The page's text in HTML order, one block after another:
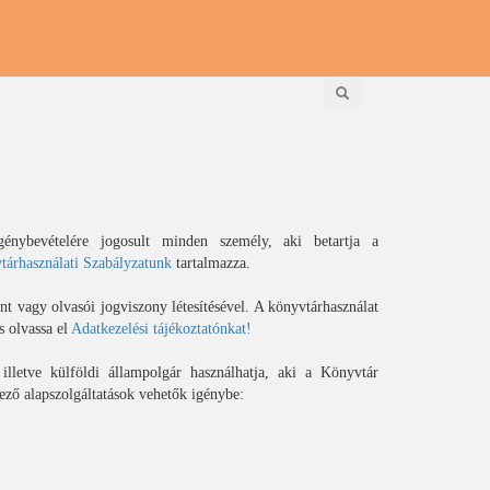
Keresés
jogosult minden személy, aki betartja a
Szabályzatunktartalmazza.
vagy olvasói jogviszony létesítésével. A könyvtárhasználat
olvassa el Adatkezelési tájékoztatónkat!
külföldi állampolgár használhatja, aki a Könyvtár
alapszolgáltatások vehetők igénybe: